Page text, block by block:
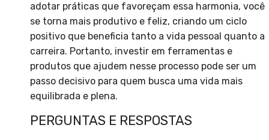
adotar práticas que favoreçam essa harmonia, você
se torna mais produtivo e feliz, criando um ciclo
positivo que beneficia tanto a vida pessoal quanto a
carreira. Portanto, investir em ferramentas e
produtos que ajudem nesse processo pode ser um
passo decisivo para quem busca uma vida mais
equilibrada e plena.
PERGUNTAS E RESPOSTAS